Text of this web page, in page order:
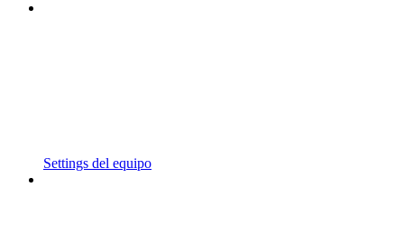
Settings del equipo